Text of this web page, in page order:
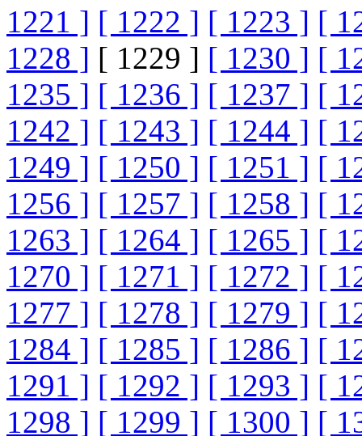
1221 ] [ 1222 ] [ 1223 ] [
1228 ] [ 1229 ] [ 1230 ] [
1235 ] [ 1236 ] [ 1237 ] [
1242 ] [ 1243 ] [ 1244 ] [
1249 ] [ 1250 ] [ 1251 ] [
1256 ] [ 1257 ] [ 1258 ] [
1263 ] [ 1264 ] [ 1265 ] [
1270 ] [ 1271 ] [ 1272 ] [
1277 ] [ 1278 ] [ 1279 ] [
1284 ] [ 1285 ] [ 1286 ] [
1291 ] [ 1292 ] [ 1293 ] [
1298 ] [ 1299 ] [ 1300 ] [